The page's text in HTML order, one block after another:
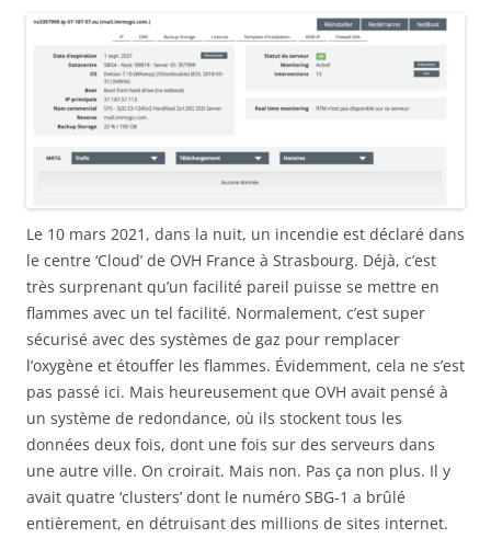
Le 10 mars 2021, dans la nuit, un incendie est déclaré dans
le centre ‘Cloud’ de OVH France à Strasbourg. Déjà, c’est
très surprenant qu’un facilité pareil puisse se mettre en
flammes avec un tel facilité. Normalement, c’est super
sécurisé avec des systèmes de gaz pour remplacer
l’oxygène et étouffer les flammes. Évidemment, cela ne s’est
pas passé ici. Mais heureusement que OVH avait pensé à
un système de redondance, où ils stockent tous les
données deux fois, dont une fois sur des serveurs dans
une autre ville. On croirait. Mais non. Pas ça non plus. Il y
avait quatre ‘clusters’ dont le numéro SBG-1 a brûlé
entièrement, en détruisant des millions de sites internet.